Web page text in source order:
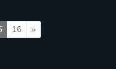
16 »